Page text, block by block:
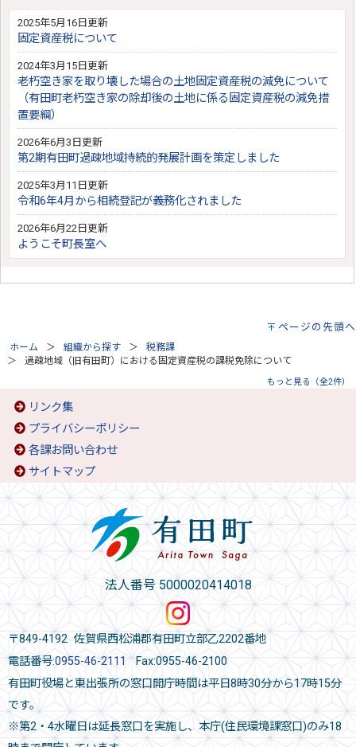
2025年5月16日更新
固定資産税について
2024年3月15日更新
老朽空き家を取り壊した場合の土地固定資産税の減免について
（有田町老朽空き家の除却後の土地に係る固定資産税の減免措
置要綱）
2026年6月3日更新
第2期有田町過疎地域持続的発展計画を策定しました
2025年3月11日更新
令和6年4月から相続登記が義務化されました
2026年6月22日更新
ようこそ町長室へ
ページの先頭へ
ホーム 組織から探す
税務課
過疎地域（旧有田町）における固定資産税の課税免除について
もっと見る（全2件）
リンク集
プライバシーポリシー
各課お問い合わせ
サイトマップ
法人番号 5000020414018
〒849-4192 佐賀県西松浦郡有田町立部乙2202番地
電話番号:0955-46-2111 Fax:0955-46-2100
有田町役場と東出張所の窓口開庁時間は平日8時30分から17時15分
です。
※第2・4水曜日は延長窓口を実施し、本庁(住民環境課窓口)のみ18